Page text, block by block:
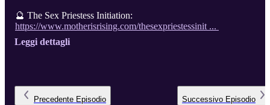
🔮 The Sex Priestess Initiation:
https://www.motherisrising.com/thesexpriestessinit ...
Leggi dettagli
Precedente Episodio Successivo Episodio